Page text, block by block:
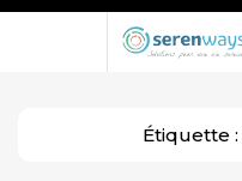
Étiquette :